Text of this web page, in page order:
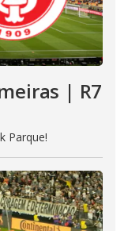
| R7
Parque!